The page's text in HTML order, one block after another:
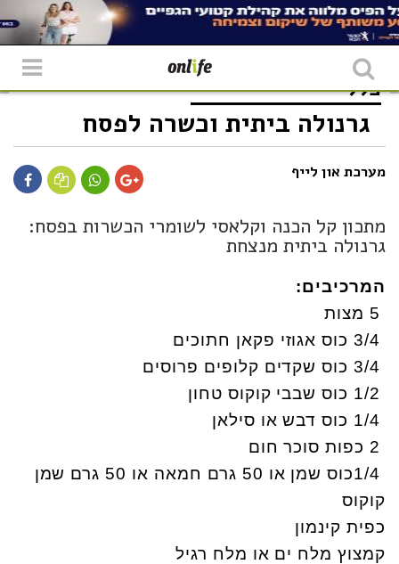
כללי
גרנולה ביתית וכשרה לפסח
מערכת און לייף
מתכון קל הכנה וקלאסי לשומרי הכשרות בפסח:
גרנולה ביתית מנצחת
המרכיבים:
5 מצות
3/4כוס אגוזי פקאן חתוכים
3/4כוס שקדים קלופים פרוסים
1/2 כוס שבבי קוקוס טחון
1/4 כוס דבש או סילאן
2 כפות סוכר חום
1/4
כוס שמן או 50 גרם חמאה או 50 גרם שמן
קוקוס
כפית קינמון
קמצוץ מלח ים או מלח רגיל